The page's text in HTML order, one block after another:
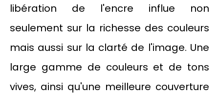
libération de l'encre influe non
seulement sur la richesse des couleurs
mais aussi sur la clarté de l'image. Une
large gamme de couleurs et de tons
vives, ainsi qu'une meilleure couverture